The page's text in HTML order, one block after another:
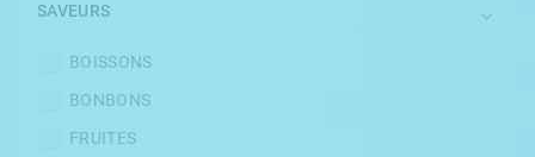
SAVEURS 
BOISSONS
BONBONS
FRUITES